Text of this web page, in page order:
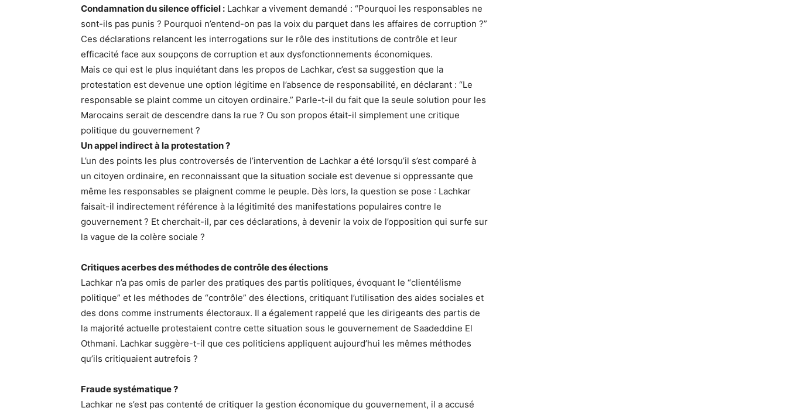
Condamnation du silence officiel : Lachkar a vivement demandé : “Pourquoi les responsables ne
sont-ils pas punis ? Pourquoi n’entend-on pas la voix du parquet dans les affaires de corruption ?”
Ces déclarations relancent les interrogations sur le rôle des institutions de contrôle et leur
efficacité face aux soupçons de corruption et aux dysfonctionnements économiques.
Mais ce qui est le plus inquiétant dans les propos de Lachkar, c’est sa suggestion que la
protestation est devenue une option légitime en l’absence de responsabilité, en déclarant : “Le
responsable se plaint comme un citoyen ordinaire.” Parle-t-il du fait que la seule solution pour les
Marocains serait de descendre dans la rue ? Ou son propos était-il simplement une critique
politique du gouvernement ?
Un appel indirect à la protestation ?
L’un des points les plus controversés de l’intervention de Lachkar a été lorsqu’il s’est comparé à
un citoyen ordinaire, en reconnaissant que la situation sociale est devenue si oppressante que
même les responsables se plaignent comme le peuple. Dès lors, la question se pose : Lachkar
faisait-il indirectement référence à la légitimité des manifestations populaires contre le
gouvernement ? Et cherchait-il, par ces déclarations, à devenir la voix de l’opposition qui surfe sur
la vague de la colère sociale ?
Critiques acerbes des méthodes de contrôle des élections
Lachkar n’a pas omis de parler des pratiques des partis politiques, évoquant le “clientélisme
politique” et les méthodes de “contrôle” des élections, critiquant l’utilisation des aides sociales et
des dons comme instruments électoraux. Il a également rappelé que les dirigeants des partis de
la majorité actuelle protestaient contre cette situation sous le gouvernement de Saadeddine El
Othmani. Lachkar suggère-t-il que ces politiciens appliquent aujourd’hui les mêmes méthodes
qu’ils critiquaient autrefois ?
Fraude systématique ?
Lachkar ne s’est pas contenté de critiquer la gestion économique du gouvernement, il a accusé